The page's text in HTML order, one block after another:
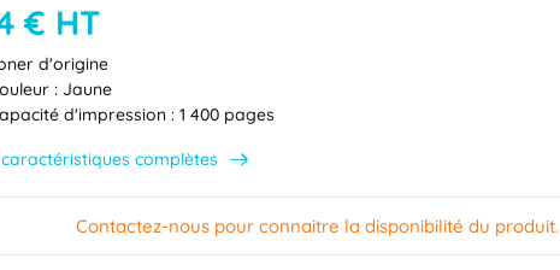
€ HT
d'origine
: Jaune
d'impression : 1 400 pages
complètes
Contactez-nous pour connaitre la disponibilité du produit.